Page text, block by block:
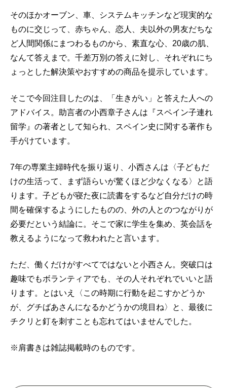
そのほかオーブン、車、システムキッチンなど現実的な
ものに交じって、赤ちゃん、恋人、夫以外の男友だちな
ど人間関係にまつわるものから、素直な心、20歳の肌、
なんて答えまで。千差万別の答えに対し、それぞれにち
ょっとした解決策やおすすめの商品を提示しています。
そこで今回注目したのは、「生きがい」と答えた人への
アドバイス。助言者の小西章子さんは『スペイン子連れ
留学』の著者として知られ、スペイン史に関する著作も
手がけています。
7年の専業主婦時代を振り返り、小西さんは〈子どもだ
けの生活って、まず語らいが驚くほど少なくなる〉と語
ります。子どもが寝た夜に読書をするなど自分だけの時
間を確保するようにしたものの、外の人とのつながりが
必要だという結論に。そこで家に学生を集め、英会話を
教えるようになって救われたと言います。
ただ、働くだけがすべてではないと小西さん。突破口は
趣味でもボランティアでも、その人それぞれでいいと語
ります。とはいえ〈この時期に行動を起こすかどうか
が、グチばあさんになるかどうかの境目ね〉と、最後に
チクリと釘を刺すことも忘れてはいませんでした。
※肩書きは雑誌掲載時のものです。